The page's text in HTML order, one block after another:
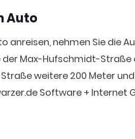
Auto
anreisen, nehmen Sie die
der Max-Hufschmidt-
weitere 200 Meter
Software +